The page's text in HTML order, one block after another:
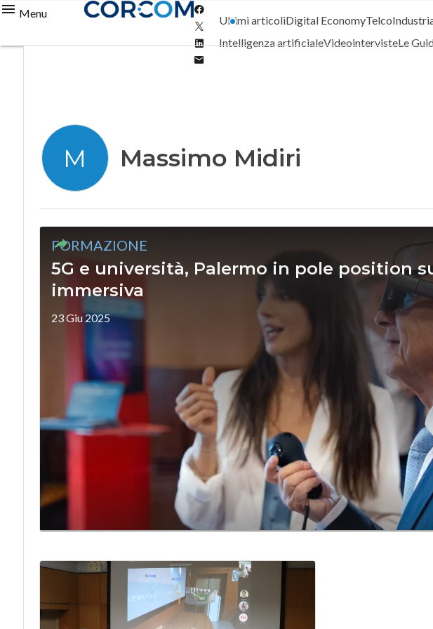
Menu
Twitter
Linkedin
Ultimi articoliDigital EconomyTelco
Intelligenza artificialeVideointervisteLe
M Massimo Midiri
FORMAZIONE
5G e università, Palermo in pole position
immersiva
23 Giu 2025